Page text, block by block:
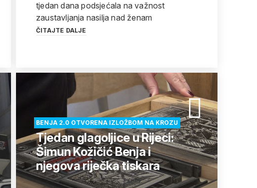
tjedan dana podsjećala na važnost
zaustavljanja nasilja nad ženam
ČITAJTE DALJE
BENJA 2.0 OTVORENA IZLOŽBOM NA KROZU
Tjedan glagoljice u Rijeci:
Šimun Kožičić Benja i
njegova riječka tiskara